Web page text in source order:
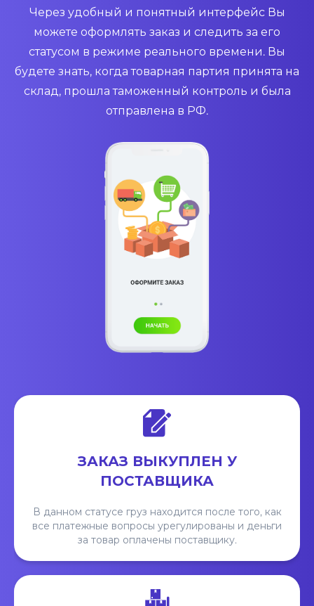
Через удобный и понятный интерфейс Вы
можете оформлять заказ и следить за его
статусом в режиме реального времени. Вы
будете знать, когда товарная партия принята на
склад, прошла таможенный контроль и была
отправлена в РФ.
ЗАКАЗ ВЫКУПЛЕН У
ПОСТАВЩИКА
В данном статусе груз находится после того, как
все платежные вопросы урегулированы и деньги
за товар оплачены поставщику.